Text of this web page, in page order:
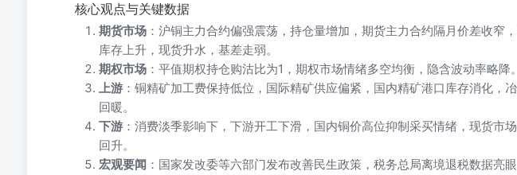
核心观点与关键数据
期货市场 ：沪铜主力合约偏强震荡，持仓量增加，期货主力合约隔月价差收窄
库存上升，现货升水，基差走弱。
期权市场 ：平值期权持仓购沽比为1，期权市场情绪多空均衡，隐含波动率略降。
上游 ：铜精矿加工费保持低位，国际精矿供应偏紧，国内精矿港口库存消化，
回暖。
下游 ：消费淡季影响下，下游开工下滑，国内铜价高位抑制采买情绪，现货市
回升。
宏观要闻 ：国家发改委等六部门发布改善民生政策，税务总局离境退税数据亮